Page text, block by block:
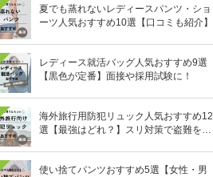
夏でも蒸れないレディースパンツ・ショ
ーツ人気おすすめ10選【口コミも紹介】
レディース就活バッグ人気おすすめ9選
【黒色が定番】面接や採用試験に！
海外旅行用防犯リュック人気おすすめ12
選【最強はどれ？】スリ対策で盗難を防
使い捨てパンツおすすめ5選【女性・男